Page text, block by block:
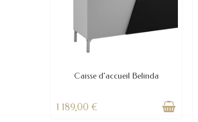
Caisse d'accueil Belinda
1 189,00 €